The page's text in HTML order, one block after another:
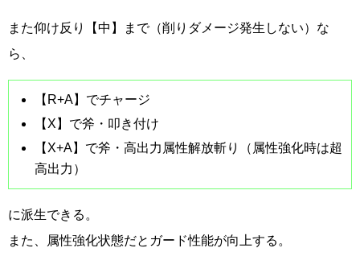
また仰け反り【中】まで（削りダメージ発生しない）な
ら、
【R+A】でチャージ
【X】で斧・叩き付け
【X+A】で斧・高出力属性解放斬り（属性強化時は超
高出力）
に派生できる。
また、属性強化状態だとガード性能が向上する。